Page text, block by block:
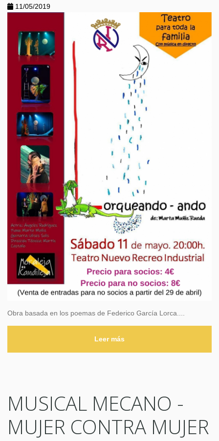
11/05/2019
Obra basada en los poemas de Federico García Lorca....
Leer más
MUSICAL MECANO -
MUJER CONTRA MUJER